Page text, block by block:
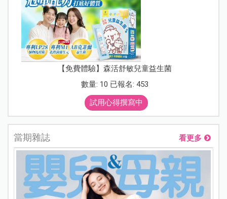
【免費體驗】森活舒敏兒童益生菌
數量: 10 已報名: 453
試用心得撰寫中
當期雜誌 看更多